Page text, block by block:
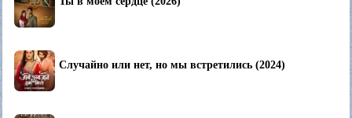
Случайно или нет, но мы встретились (2024)